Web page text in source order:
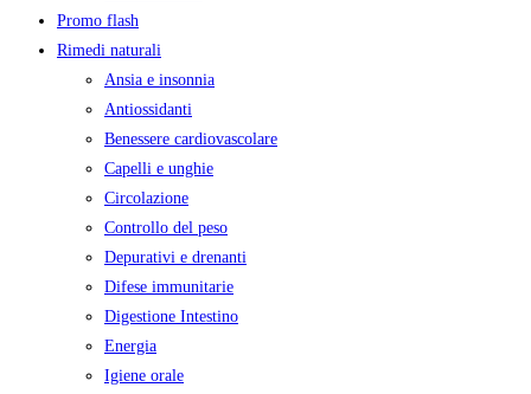
Promo flash
Rimedi naturali
Ansia e insonnia
Antiossidanti
Benessere cardiovascolare
Capelli e unghie
Circolazione
Controllo del peso
Depurativi e drenanti
Difese immunitarie
Digestione Intestino
Energia
Igiene orale